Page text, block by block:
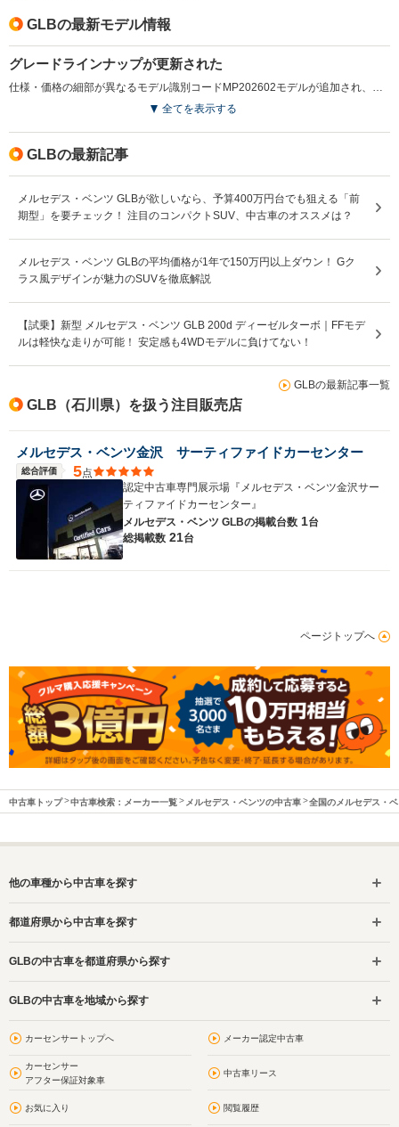
GLBの最新モデル情報
グレードラインナップが更新された
全てを表示する
GLBの最新記事
メルセデス・ベンツ GLBが欲しいなら、予算400万円台でも狙える「前
期型」を要チェック！ 注目のコンパクトSUV、中古車のオススメは？
メルセデス・ベンツ GLBの平均価格が1年で150万円以上ダウン！ Gク
ラス風デザインが魅力のSUVを徹底解説
【試乗】新型 メルセデス・ベンツ GLB 200d ディーゼルターボ｜FFモデ
ルは軽快な走りが可能！ 安定感も4WDモデルに負けてない！
GLBの最新記事一覧
GLB（石川県）を扱う注目販売店
メルセデス・ベンツ金沢 サーティファイドカーセンター
総合評価 5点
認定中古車専門展示場『メルセデス・ベンツ金沢サー
ティファイドカーセンター』
メルセデス・ベンツ GLBの掲載台数 1台
総掲載数 21台
ページトップへ
中古車トップ 中古車検索：メーカー一覧 メルセデス・ベンツの中古車 全国のメルセデス・
他の車種から中古車を探す
都道府県から中古車を探す
GLBの中古車を都道府県から探す
GLBの中古車を地域から探す
カーセンサートップへ メーカー認定中古車
カーセンサー
アフター保証対象車
中古車リース
お気に入り 閲覧履歴